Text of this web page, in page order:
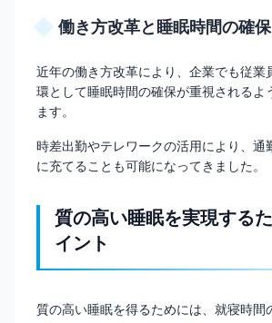
働き方改革と睡眠時間の確保
近年の働き方改革により、企業でも従業
環として睡眠時間の確保が重視されるよ
ます。
時差出勤やテレワークの活用により、通
に充てることも可能になってきました。
質の高い睡眠を実現する
イント
質の高い睡眠を得るためには、就寝時間